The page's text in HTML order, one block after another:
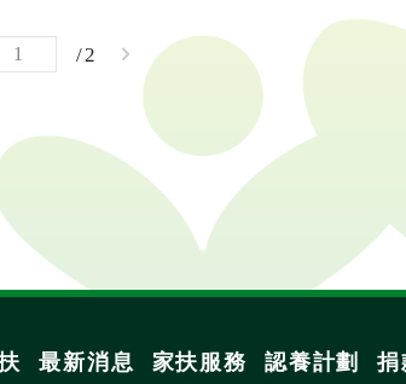
2
最新消息 家扶服務 認養計劃 捐